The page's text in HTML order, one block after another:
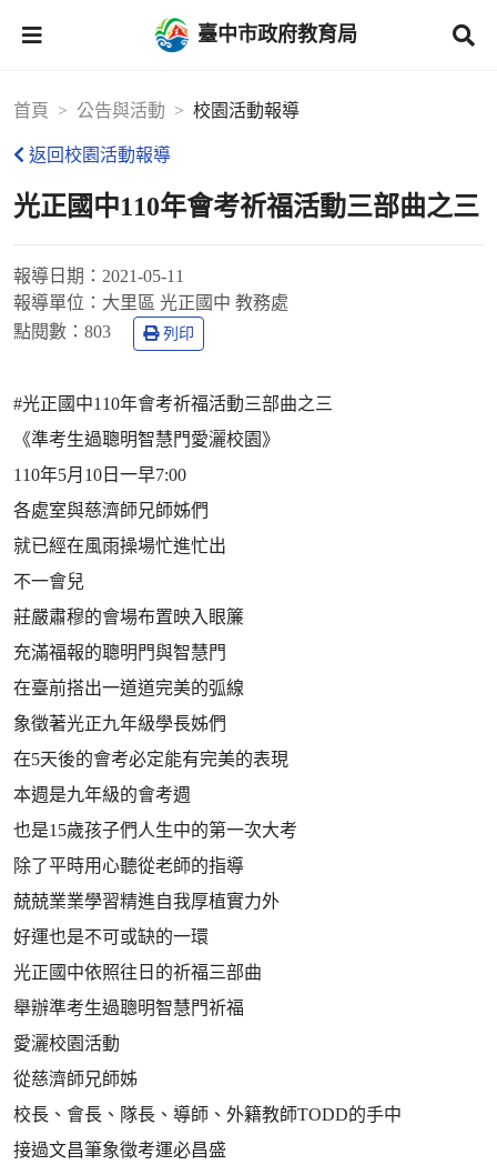
臺中市政府教育局
首頁 公告與活動 校園活動報導
返回校園活動報導
光正國中110年會考祈福活動三部曲之三
報導日期： 2021-05-11
報導單位： 大里區 光正國中 教務處
點閱數： 803 列印
#光正國中110年會考祈福活動三部曲之三
《準考生過聰明智慧門愛灑校園》
110年5月10日一早7:00
各處室與慈濟師兄師姊們
就已經在風雨操場忙進忙出
不一會兒
莊嚴肅穆的會場布置映入眼簾
充滿福報的聰明門與智慧門
在臺前搭出一道道完美的弧線
象徵著光正九年級學長姊們
在5天後的會考必定能有完美的表現
本週是九年級的會考週
也是15歲孩子們人生中的第一次大考
除了平時用心聽從老師的指導
兢兢業業學習精進自我厚植實力外
好運也是不可或缺的一環
光正國中依照往日的祈福三部曲
舉辦準考生過聰明智慧門祈福
愛灑校園活動
從慈濟師兄師姊
校長、會長、隊長、導師、外籍教師TODD的手中
接過文昌筆象徵考運必昌盛